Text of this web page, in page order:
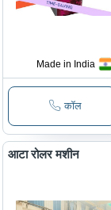
Made in India
कॉल
आटा रोलर मशीन